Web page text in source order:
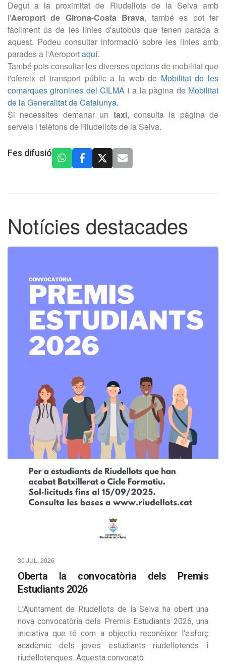
Degut a la proximitat de Riudellots de la Selva amb
l'Aeroport de Girona-Costa Brava, també es pot fer
fàcilment ús de les línies d'autobús que tenen parada a
aquest. Podeu consultar informació sobre les línies amb
parades a l'Aeroportaquí.
També pots consultar les diverses opcions de mobilitat que
t'ofereix el transport públic a la web de Mobilitat de les
comarques gironines del CILMA i a la pàgina de Mobilitat
de la Generalitat de Catalunya.
Si necessites demanar un taxi, consulta la pàgina de
serveis i telèfons de Riudellots de la Selva.
Fes difusió
Notícies destacades
30 JUL, 2026
Oberta la convocatòria dels Premis
Estudiants 2026
L'Ajuntament de Riudellots de la Selva ha obert una
nova convocatòria dels Premis Estudiants 2026, una
iniciativa que té com a objectiu reconèixer l'esforç
acadèmic dels joves estudiants riudellotencs i
riudellotenques. Aquesta convocatò